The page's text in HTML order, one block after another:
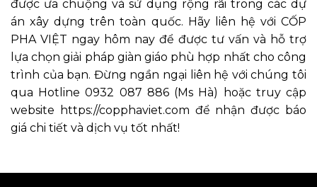
được ưa chuộng và sử dụng rộng rãi trong các dự
án xây dựng trên toàn quốc. Hãy liên hệ với CỐP
PHA VIỆT ngay hôm nay để được tư vấn và hỗ trợ
lựa chọn giải pháp giàn giáo phù hợp nhất cho công
trình của bạn. Đừng ngần ngại liên hệ với chúng tôi
qua Hotline 0932 087 886 (Ms Hà) hoặc truy cập
website https://copphaviet.com để nhận được báo
giá chi tiết và dịch vụ tốt nhất!